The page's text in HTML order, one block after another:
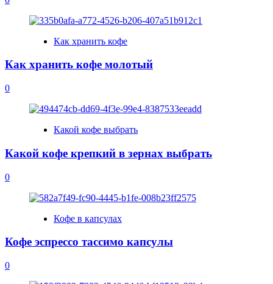
Как хранить кофе
Как хранить кофе молотый
0
Какой кофе выбрать
Какой кофе крепкий в зернах выбрать
0
Кофе в капсулах
Кофе эспрессо тассимо капсулы
0